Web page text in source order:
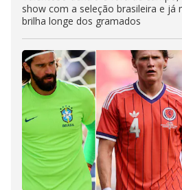
show com a seleção brasileira e já
brilha longe dos gramados